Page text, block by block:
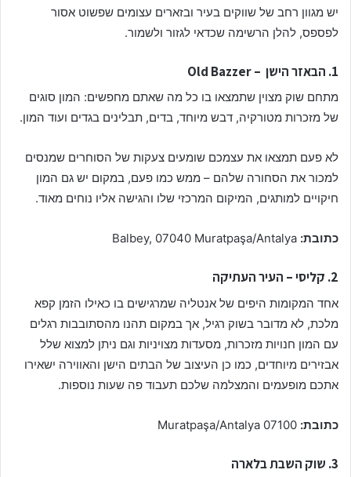
יש מגוון רחב של שווקים בעיר ובזארים עצומים שפשוט אסור
לפספס, להלן הרשימה שכדאי לגזור ולשמור.
1. הבאזר הישן – Old Bazzer
מתחם שוק מצוין שתמצאו בו כל מה שאתם מחפשים: המון סוגים
של מזכרות מטורקיה, דבש מיוחד, בדים, תבלינים בגדים ועוד המון.
לא פעם תמצאו את עצמכם שומעים צעקות של הסוחרים שמנסים
למכור את הסחורה שלהם – ממש כמו פעם, במקום יש גם המון
חיקויים למותגים, המיקום המרכזי שלו והגישה אליו נוחים מאוד.
כתובת:
2. קליסי – העיר העתיקה
אחד המקומות היפים של אנטליה שמרגישים בו כאילו הזמן קפא
מלכת, לא מדובר בשוק רגיל, אך במקום תהנו מהסתובבות רגלים
עם המון חנויות מזכרות, מסעדות מצויניות וגם ניתן למצוא שלל
אבזירים מיוחדים, כמו כן העיצוב של הבתים הישן והאווירה ישאירו
אתכם מופעמים והמצלמה שלכם תעבוד פה שעות נוספות.
כתובת:
3. שוק השבת בלארה